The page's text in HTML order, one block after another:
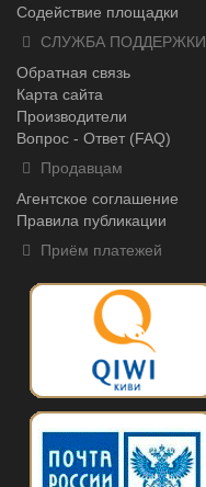
Содействие площадки
СЛУЖБА ПОДДЕРЖКИ
Обратная связь
Карта сайта
Производители
Вопрос - Ответ (FAQ)
Продавцам
Агентское соглашение
Правила публикации
Приём платежей